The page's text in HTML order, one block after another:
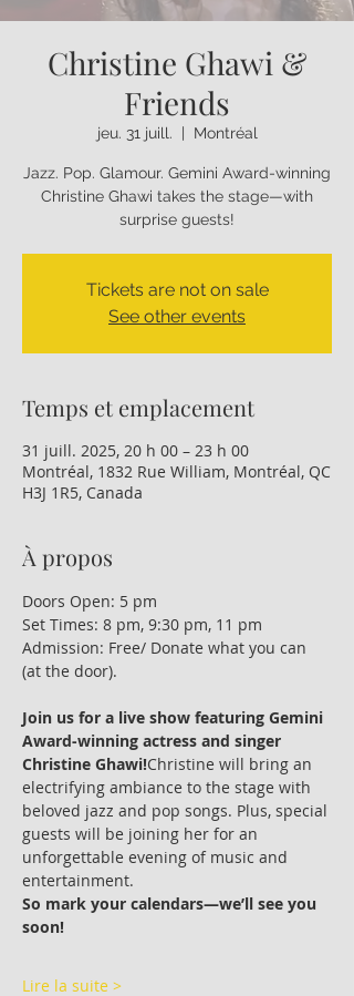
Christine Ghawi &
Friends
jeu. 31 juill. Montréal
Jazz. Pop. Glamour. Gemini Award-winning
Christine Ghawi takes the stage—with
Tickets are not on sale
See other events
Temps et emplacement
31 juill. 2025, 20 h 00 – 23 h 00
Montréal, 1832 Rue William, Montréal, QC
H3J 1R5, Canada
À propos
Doors Open: 5 pm
Set Times: 8 pm, 9:30 pm, 11 pm
Admission: Free/ Donate what you can
(at the door).
Join us for a live show featuring Gemini
Award-winning actress and singer
Christine Ghawi!Christine will bring an
electrifying ambiance to the stage with
beloved jazz and pop songs. Plus, special
guests will be joining her for an
unforgettable evening of music and
entertainment.
So mark your calendars—we’ll see you
soon!
Lire la suite >